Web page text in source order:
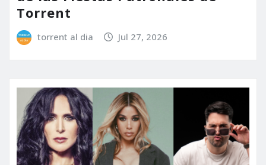
Torrent
torrent al dia Jul 27, 2026